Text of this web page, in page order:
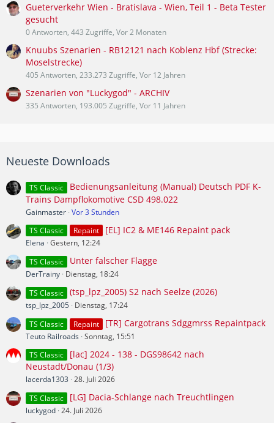
Gueterverkehr Wien - Bratislava - Wien, Teil 1 - Beta Tester
gesucht
0 Antworten, 443 Zugriffe, Vor 2 Monaten
Knuubs Szenarien - RB12121 nach Koblenz Hbf (Strecke:
Moselstrecke)
405 Antworten, 233.273 Zugriffe, Vor 12 Jahren
Szenarien von "Luckygod" - ARCHIV
335 Antworten, 193.005 Zugriffe, Vor 11 Jahren
Neueste Downloads
TS Classic
Bedienungsanleitung (Manual) Deutsch PDF K-
Trains Dampflokomotive CSD 498.022
Gainmaster Vor 3 Stunden
TS Classic
Repaint [EL] IC2 & ME146 Repaint pack
Elena Gestern, 12:24
TS Classic
Unter falscher Flagge
DerTrainy Dienstag, 18:24
TS Classic (tsp_lpz_2005) S2 nach Seelze (2026)
tsp_lpz_2005
Dienstag, 17:24
TS Classic
Repaint [TR] Cargotrans Sdggmrss Repaintpack
Teuto Railroads Sonntag, 15:51
TS Classic
[lac] 2024 - 138 - DGS98642 nach
Neustadt/Donau (1/3)
lacerda1303 28. Juli 2026
TS Classic
[LG] Dacia-Schlange nach Treuchtlingen
luckygod 24. Juli 2026